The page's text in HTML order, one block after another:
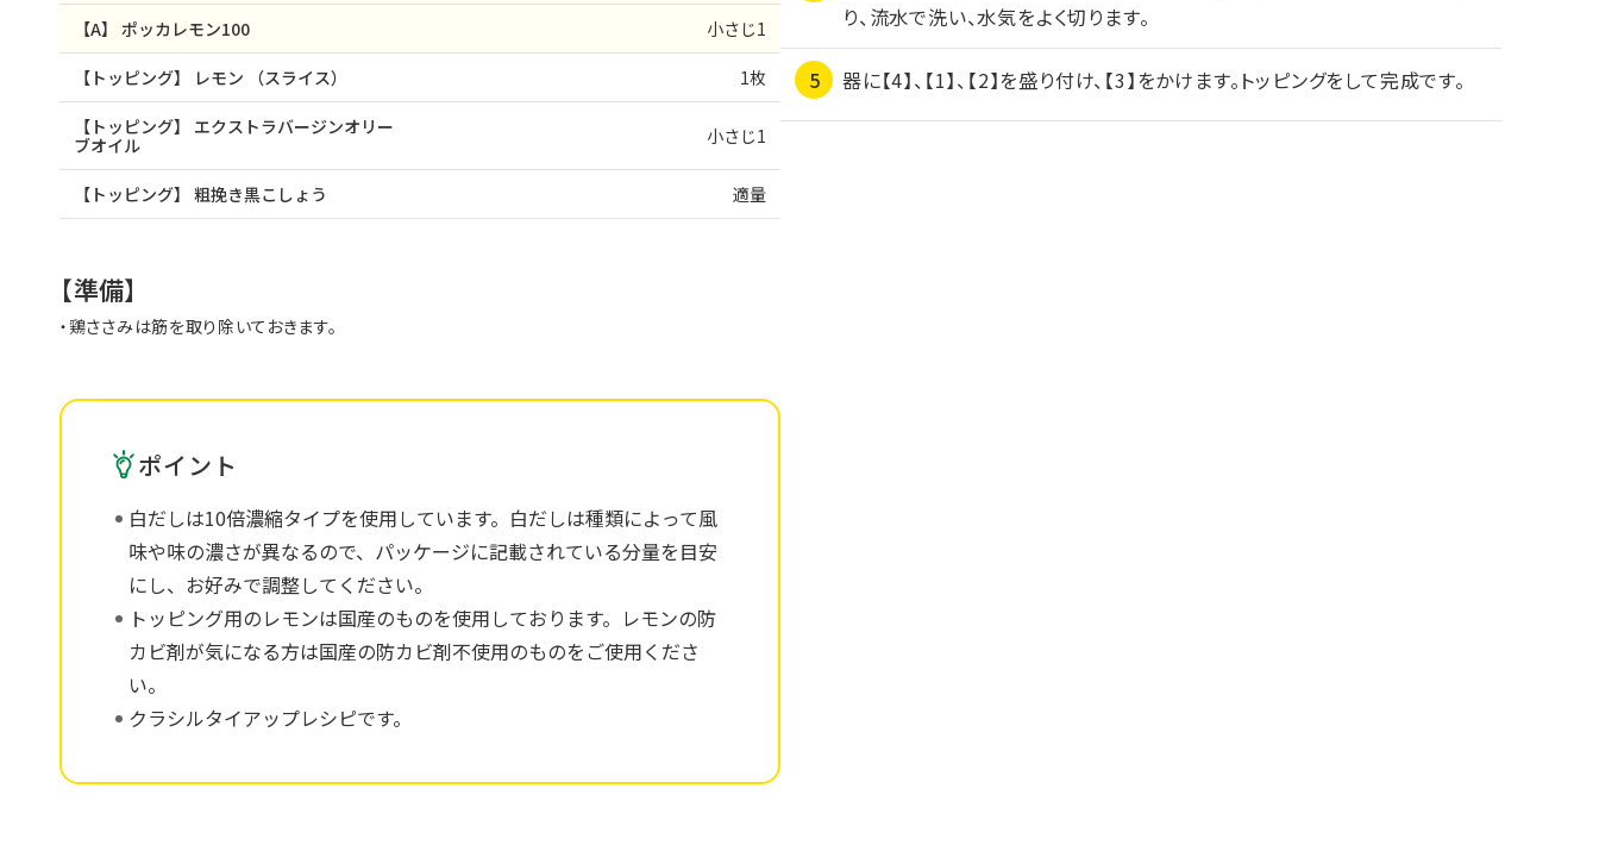
【A】 ポッカレモン100 小さじ1
【トッピング】 レモン （スライス） 1枚
【トッピング】
エクストラバージンオリー
ブオイル
小さじ1
【トッピング】 粗挽き黒こしょう 適量
【準備】
・鶏ささみは筋を取り除いておきます。
ポイント
白だしは10倍濃縮タイプを使用しています。白だしは種類によって風
味や味の濃さが異なるので、パッケージに記載されている分量を目安
にし、お好みで調整してください。
トッピング用のレモンは国産のものを使用しております。レモンの防
カビ剤が気になる方は国産の防カビ剤不使用のものをご使用くださ
い。
クラシルタイアップレシピです。
り、流水で洗い、水気をよく切ります。
器に【4】、【1】、【2】を盛り付け、【3】をかけます。トッピングをして完成です。